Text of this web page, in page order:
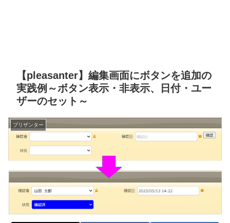
【pleasanter】編集画面にボタンを追加の
実践例～ボタン表示・非表示、日付・ユー
ザーのセット～
プリザンター